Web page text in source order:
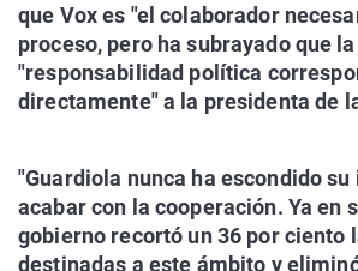
que Vox es "el colaborador
proceso, pero ha subrayado que la
"responsabilidad política
directamente" a la presidenta de
"Guardiola nunca ha escondido
acabar con la cooperación. Ya en
gobierno recortó un 36 por ciento
destinadas a este ámbito y